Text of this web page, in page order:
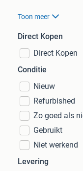
Toon meer
Direct Kopen
Direct Kopen
Conditie
Nieuw
Refurbished
Zo goed als
Gebruikt
Niet werkend
Levering